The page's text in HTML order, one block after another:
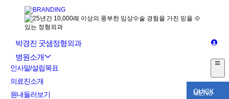
QUICK
MENU
박경진 굿샘정형외과
병원소개
인사말/설립목표
의료진소개
원내둘러보기